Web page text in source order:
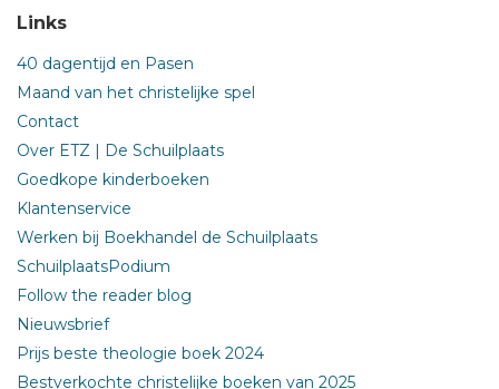
Links
40 dagentijd en Pasen
Maand van het christelijke spel
Contact
Over ETZ | De Schuilplaats
Goedkope kinderboeken
Klantenservice
Werken bij Boekhandel de Schuilplaats
SchuilplaatsPodium
Follow the reader blog
Nieuwsbrief
Prijs beste theologie boek 2024
Bestverkochte christelijke boeken van 2025